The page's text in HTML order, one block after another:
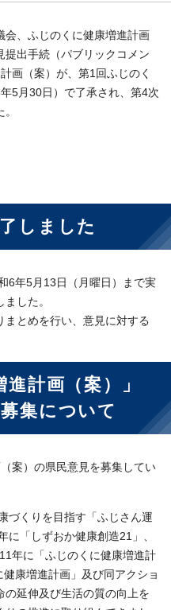
、ふじのくに健康増進計画
出手続（パブリックコメン
画（案）が、第1回ふじのく
5月30日）で了承され、第4次
しました
6年5月13日（月曜日）まで実
した。
とめを行い、意見に対する
進計画（案）」
集について
案）の県民意見を募集してい
づくりを目指す「ふじさん運
に「しずおか健康創造21」、
年に「ふじのくに健康増進計
康増進計画」及び同アクショ
の延伸及び生活の質の向上を